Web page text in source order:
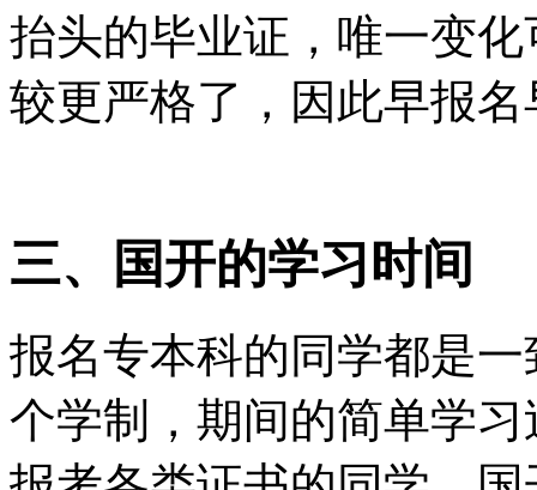
抬头的毕业证，唯一变
较更严格了，因此早报
三、国开的学习时间
报名专本科的同学都是
个学制，期间的简单学